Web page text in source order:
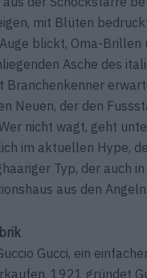
mit Blüten
blickt, Oma-
Asche des
Neuen, der den
nicht wagt, geht
im aktuellen Hype,
Typ, der auch
aus den
Gucci, ein
1921 gründet